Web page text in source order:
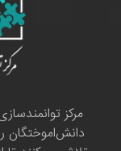
مرکز
دانش‌اموختگان